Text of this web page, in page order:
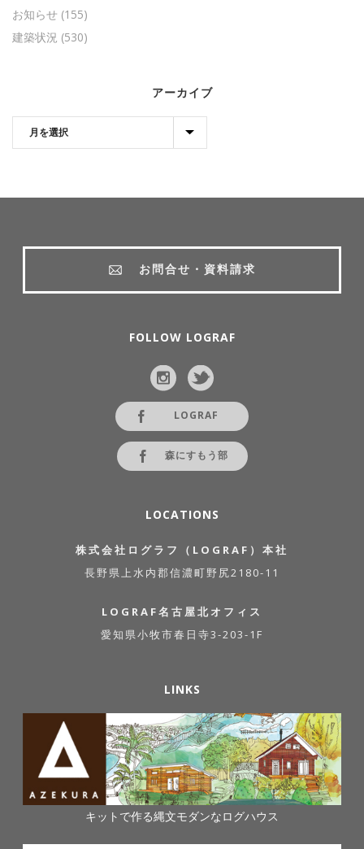
お知らせ (155)
建築状況 (530)
アーカイブ
お問合せ・資料請求
FOLLOW LOGRAF
LOGRAF
森にすもう部
LOCATIONS
株式会社ログラフ（LOGRAF）本社
長野県上水内郡信濃町野尻2180-11
LOGRAF名古屋北オフィス
愛知県小牧市春日寺3-203-1F
LINKS
キットで作る縄文モダンなログハウス